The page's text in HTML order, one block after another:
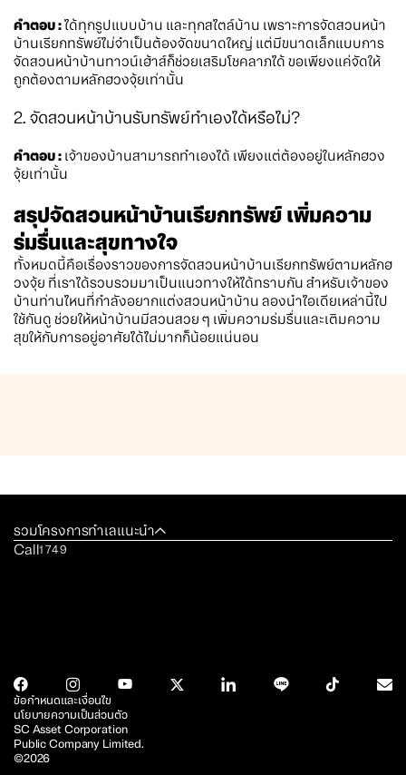
คำตอบ :ได้ทุกรูปแบบบ้าน และทุกสไตล์บ้าน เพราะการจัดสวนหน้า
บ้านเรียกทรัพย์ไม่จำเป็นต้องจัดขนาดใหญ่ แต่มีขนาดเล็กแบบการ
จัดสวนหน้าบ้านทาวน์เฮ้าส์ก็ช่วยเสริมโชคลาภได้ ขอเพียงแค่จัดให้
ถูกต้องตามหลักฮวงจุ้ยเท่านั้น
2. จัดสวนหน้าบ้านรับทรัพย์ทำเองได้หรือไม่?
คำตอบ : เจ้าของบ้านสามารถทำเองได้ เพียงแต่ต้องอยู่ในหลักฮวง
จุ้ยเท่านั้น
สรุปจัดสวนหน้าบ้านเรียกทรัพย์ เพิ่มความ
ร่มรื่นและสุขทางใจ
ทั้งหมดนี้คือเรื่องราวของการจัดสวนหน้าบ้านเรียกทรัพย์ตามหลักฮ
วงจุ้ย ที่เราได้รวบรวมมาเป็นแนวทางให้ได้ทราบกัน สำหรับเจ้าของ
บ้านท่านไหนที่กำลังอยากแต่งสวนหน้าบ้าน ลองนำไอเดียเหล่านี้ไป
ใช้กันดู ช่วยให้หน้าบ้านมีสวนสวย ๆ เพิ่มความร่มรื่นและเติมความ
สุขให้กับการอยู่อาศัยได้ไม่มากก็น้อยแน่นอน
รวมโครงการทำเลแนะนำ
Call1749
SC Asset Corporation
Public Company Limited.
©2026
ข้อกำหนดและเงื่อนไข
นโยบายความเป็นส่วนตัว